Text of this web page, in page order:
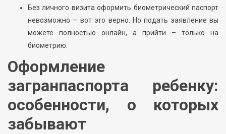
Без личного визита оформить биометрический паспорт
невозможно – вот это верно. Но подать заявление вы
можете полностью онлайн, а прийти – только на
биометрию.
Оформление
загранпаспорта ребенку:
особенности, о которых
забывают